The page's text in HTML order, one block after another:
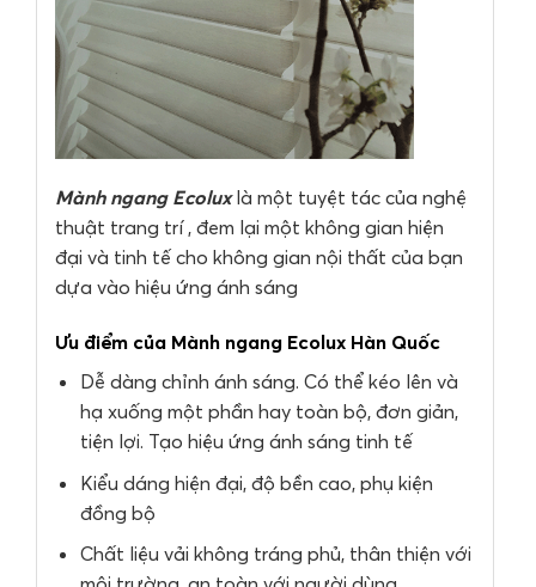
Mành ngang Ecoluxlà một tuyệt tác của nghệ
thuật trang trí , đem lại một không gian hiện
đại và tinh tế cho không gian nội thất của bạn
dựa vào hiệu ứng ánh sáng
Ưu điểm của Mành ngang Ecolux Hàn Quốc
Dễ dàng chỉnh ánh sáng. Có thể kéo lên và
hạ xuống một phần hay toàn bộ, đơn giản,
tiện lợi. Tạo hiệu ứng ánh sáng tinh tế
Kiểu dáng hiện đại, độ bền cao, phụ kiện
đồng bộ
Chất liệu vải không tráng phủ, thân thiện với